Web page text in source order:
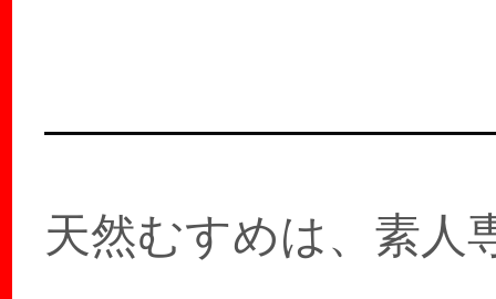
らしっかりノーブ…
天然むすめは、素人